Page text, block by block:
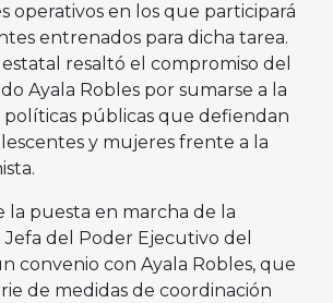
operativos en los que participará
entrenados para dicha tarea.
resaltó el compromiso del
Ayala Robles por sumarse a la
públicas que defiendan
y mujeres frente a la
la puesta en marcha de la
Jefa del Poder Ejecutivo del
convenio con Ayala Robles, que
de medidas de coordinación